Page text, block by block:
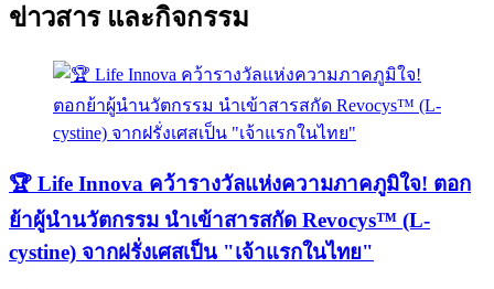
ข่าวสาร และกิจกรรม
🏆 Life Innova คว้ารางวัลแห่งความภาคภูมิใจ! ตอก
ย้าผู้นำนวัตกรรม นำเข้าสารสกัด Revocys™ (L-
cystine) จากฝรั่งเศสเป็น "เจ้าแรกในไทย"